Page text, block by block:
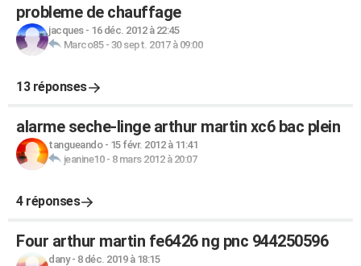
probleme de chauffage
jacques- 16 déc. 2012 à 22:45
Marco85- 30 sept. 2017 à 09:00
13 réponses
alarme seche-linge arthur martin xc6 bac plein
tangueando- 15 févr. 2012 à 11:41
jeanine10- 8 mars 2012 à 20:07
4 réponses
Four arthur martin fe6426 ng pnc 944250596
dany- 8 déc. 2019 à 18:15